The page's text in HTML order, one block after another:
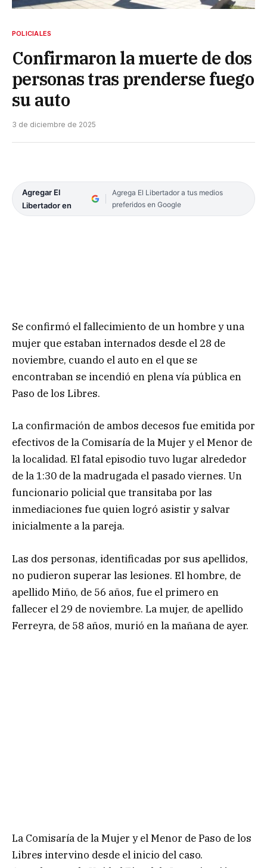
POLICIALES
Confirmaron la muerte de dos
personas tras prenderse fuego
su auto
3 de diciembre de 2025
Agregar El
Libertador en
Agrega El Libertador a tus medios
preferidos en Google
Se confirmó el fallecimiento de un hombre y una
mujer que estaban internados desde el 28 de
noviembre, cuando el auto en el que se
encontraban se incendió en plena vía pública en
Paso de los Libres.
La confirmación de ambos decesos fue emitida por
efectivos de la Comisaría de la Mujer y el Menor de
la localidad. El fatal episodio tuvo lugar alrededor
de la 1:30 de la madrugada el pasado viernes. Un
funcionario policial que transitaba por las
inmediaciones fue quien logró asistir y salvar
inicialmente a la pareja.
Las dos personas, identificadas por sus apellidos,
no pudieron superar las lesiones. El hombre, de
apellido Miño, de 56 años, fue el primero en
fallecer el 29 de noviembre. La mujer, de apellido
Ferreyra, de 58 años, murió en la mañana de ayer.
La Comisaría de la Mujer y el Menor de Paso de los
Libres intervino desde el inicio del caso.